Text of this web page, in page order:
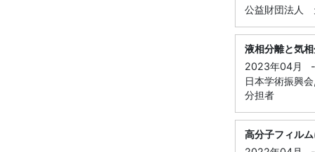
公益財団法人
液相分離と気
2023年04月
-
日本学術振興
分担者
高分子フィル